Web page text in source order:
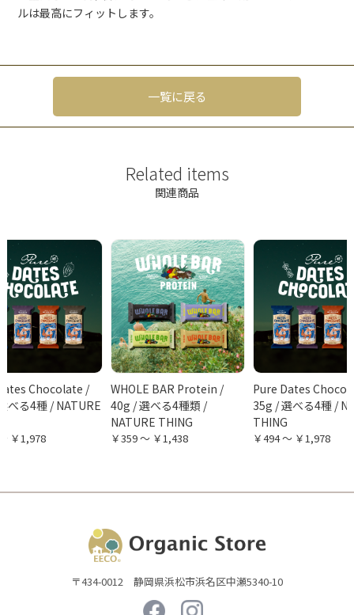
ルは最高にフィットします。
一覧に戻る
Related items
関連商品
Chocolate /
べる4種 / NATURE
￥1,978
WHOLE BAR Protein /
40g / 選べる4種類 /
NATURE THING
￥359 ～ ￥1,438
Pure Dates
35g / 選べる4種 /
THING
￥494 ～ ￥1,978
〒434-0012 静岡県浜松市浜名区中瀬5340-10